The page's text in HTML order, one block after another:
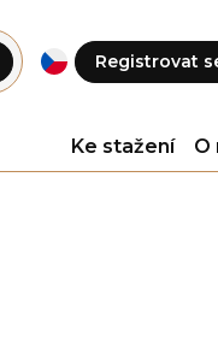
Registrovat
Ke stažení O